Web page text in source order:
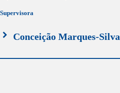
Supervisora
Conceição Marques-Silva